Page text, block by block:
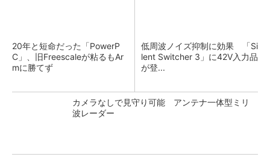
20年と短命だった「PowerP
C」、旧Freescaleが粘るもAr
mに勝てず
低周波ノイズ抑制に効果 「Si
lent Switcher 3」に42V入力品
が登...
カメラなしで見守り可能 アンテナ一体型ミリ
波レーダー